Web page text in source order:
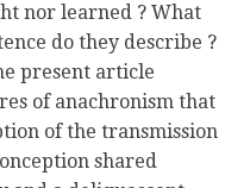
nor learned ? What
do they describe ?
present article
of anachronism that
of the transmission
shared